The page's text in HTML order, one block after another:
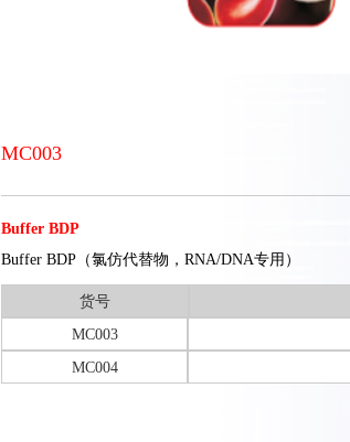
MC003
Buffer BDP
Buffer BDP（氯仿代替物，RNA/DNA专用）
货号
MC003
MC004